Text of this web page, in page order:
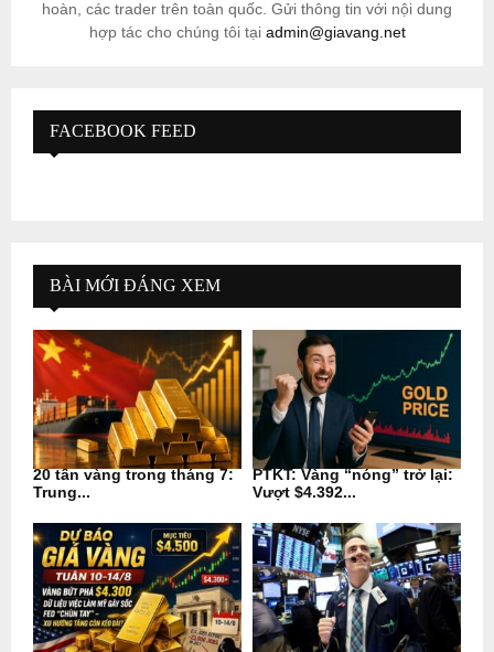
hoàn, các trader trên toàn quốc. Gửi thông tin với nội dung
hợp tác cho chúng tôi tại admin@giavang.net
FACEBOOK FEED
BÀI MỚI ĐÁNG XEM
20 tấn vàng trong tháng 7:
Trung...
PTKT: Vàng “nóng” trở lại:
Vượt $4.392...